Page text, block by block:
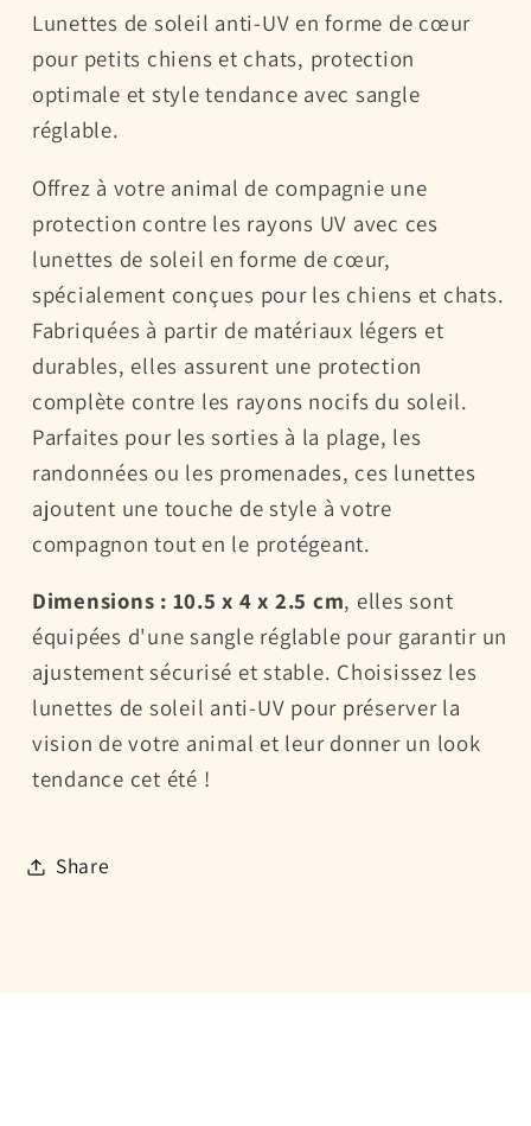
de
Cœur
pour
Chiens
Chats
-
Protection
UV,
Sangle
Réglable
de
Cœur
pour
Chats
-
Protection
Sangle
Réglable
Lunettes de soleil anti-UV en forme de cœur
pour petits chiens et chats, protection
optimale et style tendance avec sangle
réglable.
Offrez à votre animal de compagnie une
protection contre les rayons UV avec ces
lunettes de soleil en forme de cœur,
spécialement conçues pour les chiens et chats.
Fabriquées à partir de matériaux légers et
durables, elles assurent une protection
complète contre les rayons nocifs du soleil.
Parfaites pour les sorties à la plage, les
randonnées ou les promenades, ces lunettes
ajoutent une touche de style à votre
compagnon tout en le protégeant.
Dimensions : 10.5 x 4 x 2.5 cm, elles sont
équipées d'une sangle réglable pour garantir un
ajustement sécurisé et stable. Choisissez les
lunettes de soleil anti-UV pour préserver la
vision de votre animal et leur donner un look
tendance cet été !
Share